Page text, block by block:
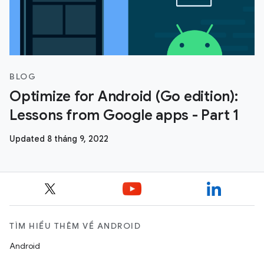
BLOG
Optimize for Android (Go edition):
Lessons from Google apps - Part 1
Updated 8 tháng 9, 2022
TÌM HIỂU THÊM VỀ ANDROID
Android